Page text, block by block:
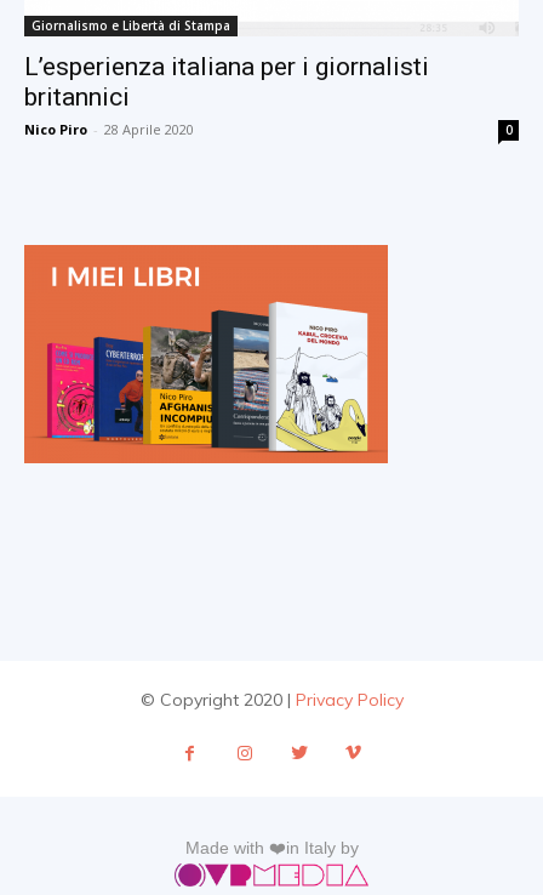
Giornalismo e Libertà di Stampa
L’esperienza italiana per i giornalisti
britannici
Nico Piro - 28 Aprile 2020 0
© Copyright 2020 | Privacy Policy
Made with ❤️in Italy by